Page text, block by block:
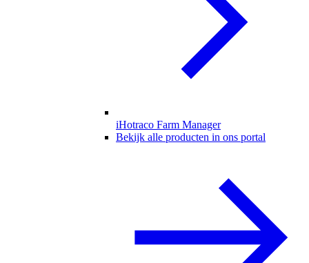
iHotraco Farm Manager
Bekijk alle producten in ons portal